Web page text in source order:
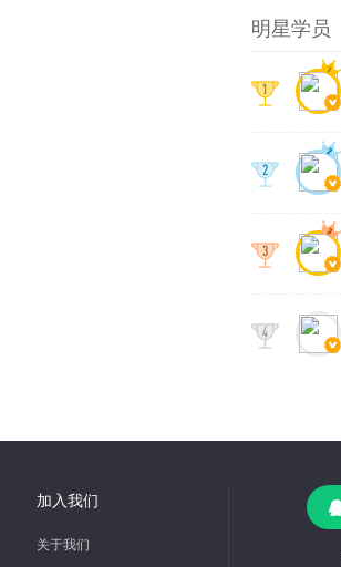
明星学员
加入我们
关于我们